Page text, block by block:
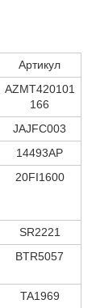
Артикул
AZMT420101
166
JAJFC003
14493AP
20FI1600
SR2221
BTR5057
TA1969